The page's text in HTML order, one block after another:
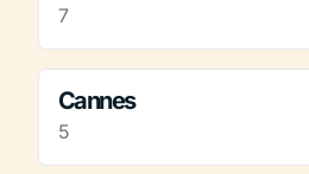
7
Cannes
5